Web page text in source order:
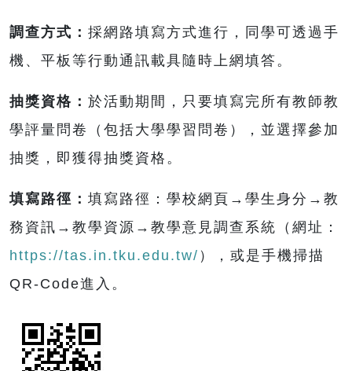
調查方式： 採網路填寫方式進行，同學可透過手
機、平板等行動通訊載具隨時上網填答。
抽獎資格： 於活動期間，只要填寫完所有教師教
學評量問卷（包括大學學習問卷），並選擇參加
抽獎，即獲得抽獎資格。
填寫路徑： 填寫路徑：學校網頁→學生身分→教
務資訊→教學資源→教學意見調查系統（網址：
https://tas.in.tku.edu.tw/ ），或是手機掃描
QR-Code進入。